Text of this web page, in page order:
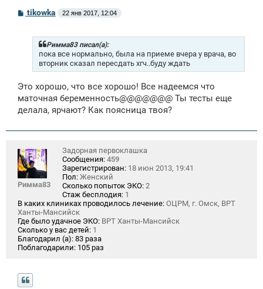
С
о
tikowka 22 янв 2017, 12:04
Римма83 писал(а):
пока все нормально, была на приеме вчера у врача, во
вторник сказал пересдать хгч..буду ждать
Это хорошо, что все хорошо! Все надеемся что
маточная беременность@@@@@@@ Ты тесты еще
делала, ярчают? Как поясница твоя?
Римма83
Задорная первоклашка
Сообщения: 459
Зарегистрирован: 18 июн 2013, 19:41
Пол: Женский
Сколько попыток ЭКО: 2
Стаж бесплодия: 1
В каких клиниках проводилось лечение: ОЦРМ, г. Омск, ВРТ
Ханты-Мансийск
Где было удачное ЭКО: ВРТ Ханты-Мансийск
Сколько у вас детей: 1
Благодарил (а): 83 раза
Поблагодарили: 105 раз